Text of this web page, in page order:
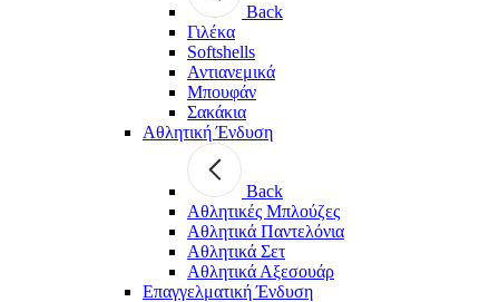
Back
Γιλέκα
Softshells
Αντιανεμικά
Μπουφάν
Σακάκια
Αθλητική Ένδυση
Back
Aθλητικές Μπλούζες
Αθλητικά Παντελόνια
Αθλητικά Σετ
Αθλητικά Αξεσουάρ
Επαγγελματική Ένδυση